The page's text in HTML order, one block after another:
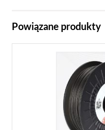
Powiązane produkty